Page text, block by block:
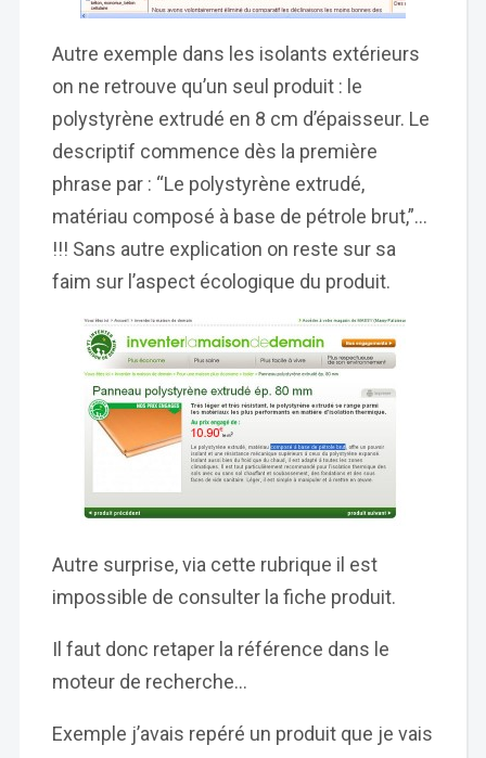
Autre exemple dans les isolants extérieurs
on ne retrouve qu’un seul produit : le
polystyrène extrudé en 8 cm d’épaisseur. Le
descriptif commence dès la première
phrase par : “Le polystyrène extrudé,
matériau composé à base de pétrole brut,”…
!!! Sans autre explication on reste sur sa
faim sur l’aspect écologique du produit.
Autre surprise, via cette rubrique il est
impossible de consulter la fiche produit.
Il faut donc retaper la référence dans le
moteur de recherche…
Exemple j’avais repéré un produit que je vais